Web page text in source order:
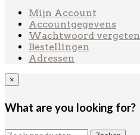
Mijn Account
Accountgegevens
Wachtwoord vergeten
Bestellingen
Adressen
×
What are you looking for?